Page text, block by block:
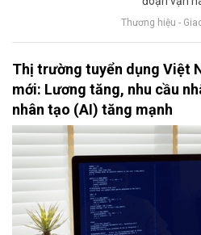
Thương hiệu -
Thị trường tuyển dụng Việt
mới: Lương tăng, nhu cầu
nhân tạo (AI) tăng mạnh